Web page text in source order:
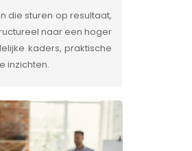
die sturen op resultaat,
naar een hoger
kaders, praktische
inzichten.